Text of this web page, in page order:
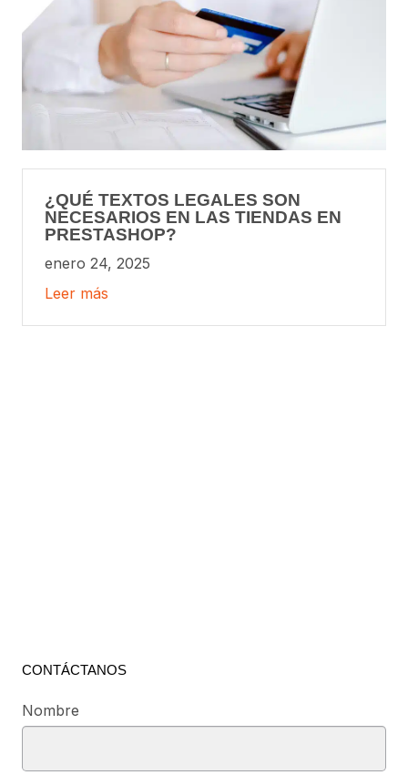
¿QUÉ TEXTOS LEGALES SON
NECESARIOS EN LAS TIENDAS EN
PRESTASHOP?
enero 24, 2025
Leer más
CONTÁCTANOS
Nombre